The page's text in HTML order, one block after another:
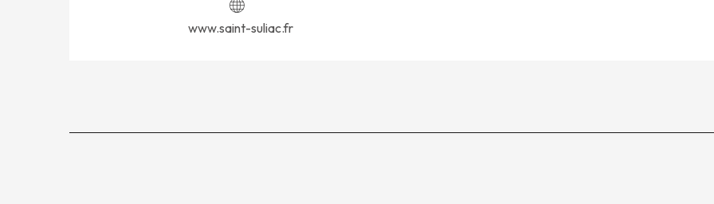
www.saint-suliac.fr